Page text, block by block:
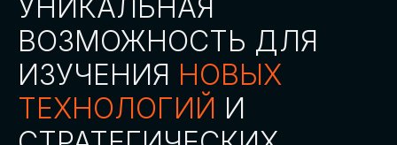
СКАЧАТЬ ПРОГРАММУ
СТАТЬ СПИКЕРОМ
СТАТЬ УЧАСТНИКОМ